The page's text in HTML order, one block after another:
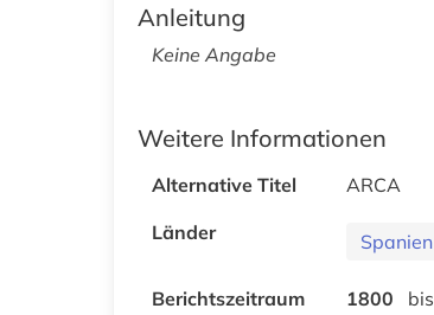
Anleitung
Keine Angabe
Weitere Informationen
Alternative Titel
ARCA
Länder
Spanien
Berichtszeitraum 1800 bis